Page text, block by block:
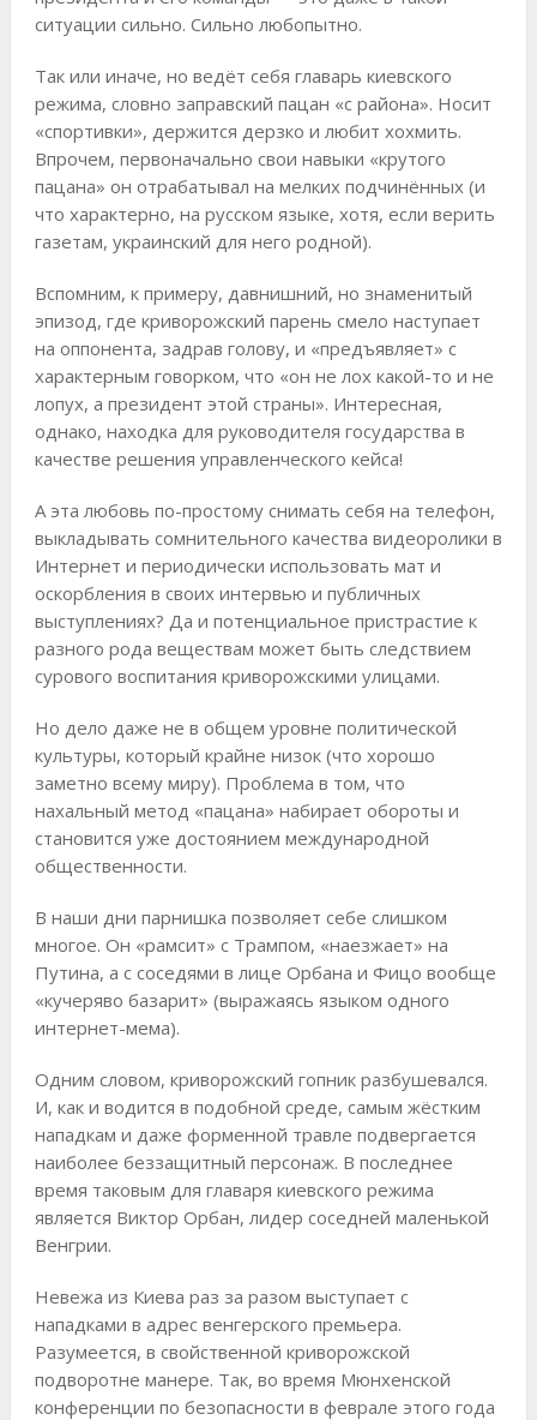
ситуации сильно. Сильно любопытно.
Так или иначе, но ведёт себя главарь киевского
режима, словно заправский пацан «с района». Носит
«спортивки», держится дерзко и любит хохмить.
Впрочем, первоначально свои навыки «крутого
пацана» он отрабатывал на мелких подчинённых (и
что характерно, на русском языке, хотя, если верить
газетам, украинский для него родной).
Вспомним, к примеру, давнишний, но знаменитый
эпизод, где криворожский парень смело наступает
на оппонента, задрав голову, и «предъявляет» с
характерным говорком, что «он не лох какой-то и не
лопух, а президент этой страны». Интересная,
однако, находка для руководителя государства в
качестве решения управленческого кейса!
А эта любовь по-простому снимать себя на телефон,
выкладывать сомнительного качества видеоролики в
Интернет и периодически использовать мат и
оскорбления в своих интервью и публичных
выступлениях? Да и потенциальное пристрастие к
разного рода веществам может быть следствием
сурового воспитания криворожскими улицами.
Но дело даже не в общем уровне политической
культуры, который крайне низок (что хорошо
заметно всему миру). Проблема в том, что
нахальный метод «пацана» набирает обороты и
становится уже достоянием международной
общественности.
В наши дни парнишка позволяет себе слишком
многое. Он «рамсит» с Трампом, «наезжает» на
Путина, а с соседями в лице Орбана и Фицо вообще
«кучеряво базарит» (выражаясь языком одного
интернет-мема).
Одним словом, криворожский гопник разбушевался.
И, как и водится в подобной среде, самым жёстким
нападкам и даже форменной травле подвергается
наиболее беззащитный персонаж. В последнее
время таковым для главаря киевского режима
является Виктор Орбан, лидер соседней маленькой
Венгрии.
Невежа из Киева раз за разом выступает с
нападками в адрес венгерского премьера.
Разумеется, в свойственной криворожской
подворотне манере. Так, во время Мюнхенской
конференции по безопасности в феврале этого года